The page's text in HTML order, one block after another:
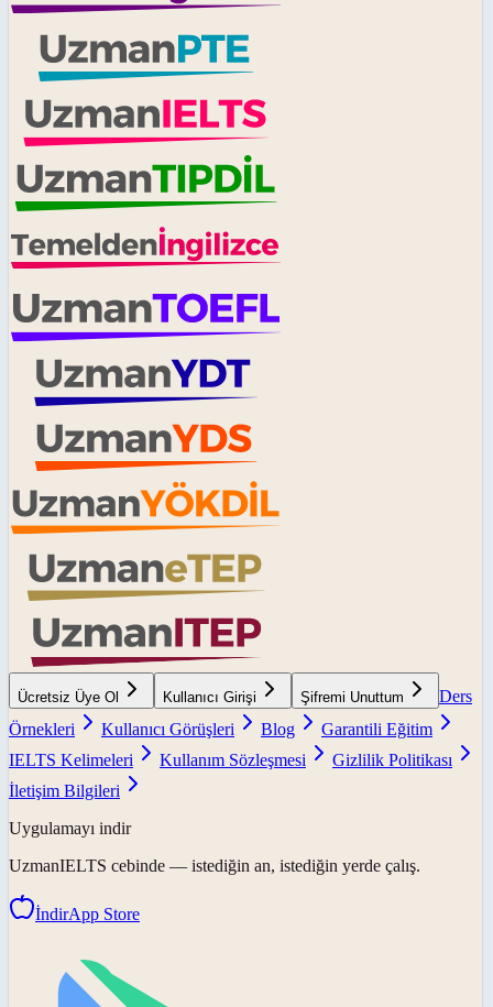
Ücretsiz Üye Ol Kullanıcı Girişi Şifremi Unuttum
Ders
Örnekleri
Kullanıcı Görüşleri Blog
Garantili Eğitim
IELTS Kelimeleri
Kullanım Sözleşmesi
Gizlilik Politikası
İletişim Bilgileri
Uygulamayı indir
UzmanIELTS cebinde — istediğin an, istediğin yerde çalış.
İndirApp Store